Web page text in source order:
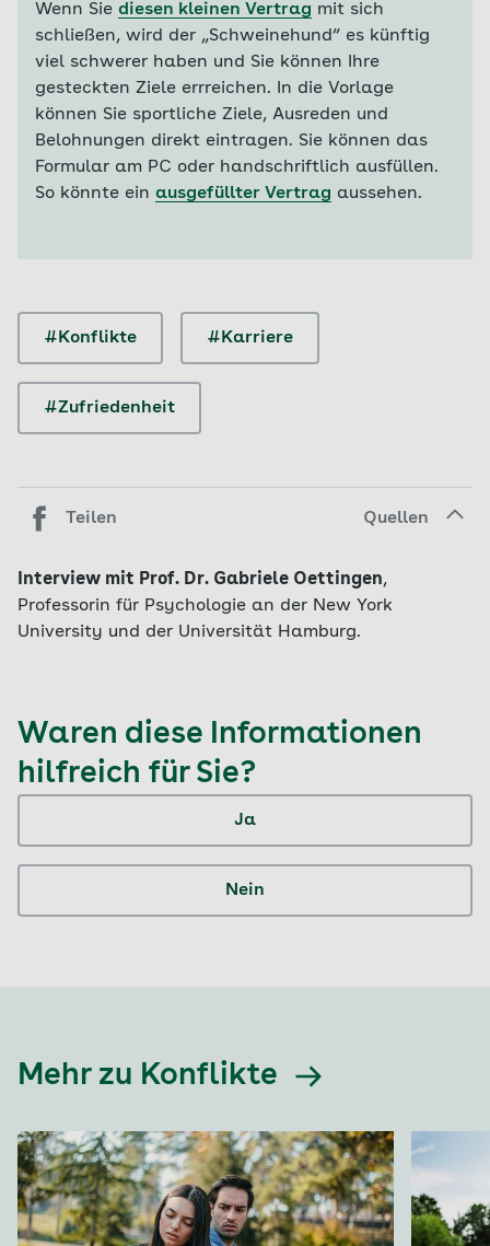
Wenn Sie diesen kleinen Vertrag mit sich
schließen, wird der „Schweinehund“ es künftig
viel schwerer haben und Sie können Ihre
gesteckten Ziele errreichen. In die Vorlage
können Sie sportliche Ziele, Ausreden und
Belohnungen direkt eintragen. Sie können das
Formular am PC oder handschriftlich ausfüllen.
So könnte ein ausgefüllter Vertrag aussehen.
#Konflikte #Karriere
#Zufriedenheit
Teilen Quellen
Interview mit Prof. Dr. Gabriele Oettingen,
Professorin für Psychologie an der New York
University und der Universität Hamburg.
Waren diese Informationen
hilfreich für Sie?
Ja
Nein
Mehr zu Konflikte